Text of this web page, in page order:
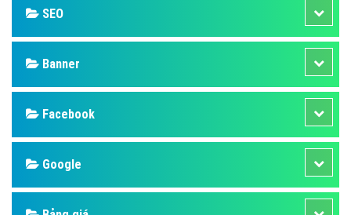
SEO
Banner
Facebook
Google